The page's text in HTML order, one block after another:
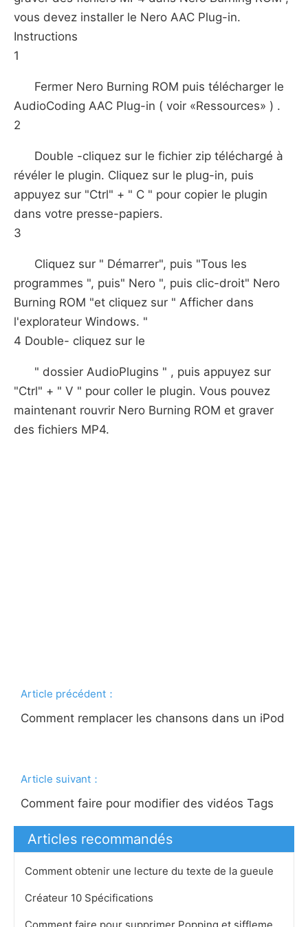
vous devez installer le Nero AAC Plug-in.
Instructions
1
Fermer Nero Burning ROM puis télécharger le
AudioCoding AAC Plug-in ( voir «Ressources» ) .
2
Double -cliquez sur le fichier zip téléchargé à
révéler le plugin. Cliquez sur le plug-in, puis
appuyez sur "Ctrl" + " C " pour copier le plugin
dans votre presse-papiers.
3
Cliquez sur " Démarrer", puis "Tous les
programmes ", puis" Nero ", puis clic-droit" Nero
Burning ROM "et cliquez sur " Afficher dans
l'explorateur Windows. "
4 Double- cliquez sur le
" dossier AudioPlugins " , puis appuyez sur
"Ctrl" + " V " pour coller le plugin. Vous pouvez
maintenant rouvrir Nero Burning ROM et graver
des fichiers MP4.
Article précédent：
Comment remplacer les chansons dans un iPod
Article suivant：
Comment faire pour modifier des vidéos Tags
Articles recommandés
Comment obtenir une lecture du texte de la gueule
Créateur 10 Spécifications